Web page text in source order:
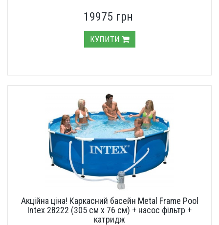
19975 грн
КУПИТИ
Акційна ціна! Каркасний басейн Metal Frame Pool
Intex 28222 (305 см х 76 см) + насос фільтр +
катридж